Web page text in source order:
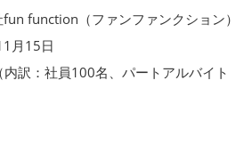
（ファンファンクション）
15日
訳：社員100名、パートアルバイト